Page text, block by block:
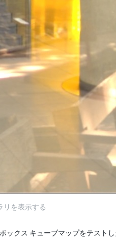
リを表示する
ックス キューブマップをテスト